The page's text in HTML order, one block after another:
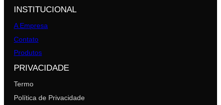
INSTITUCIONAL
A Empresa
Contato
Produtos
PRIVACIDADE
Termo
Política de Privacidade